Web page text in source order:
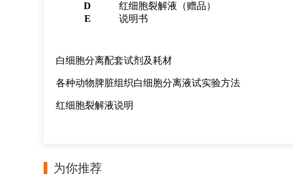
D
红细胞裂解液（赠品）
E
说明书
白细胞分离配套试剂及耗材
各种动物脾脏组织白细胞分离液试实验方法
红细胞裂解液说明
为你推荐